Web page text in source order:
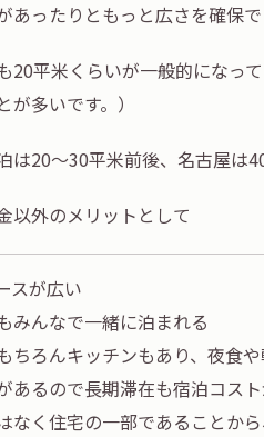
あったりともっと広さを確保
20平米くらいが一般的になっ
が多いです。）
は20～30平米前後、名古屋は
以外のメリットとして
スが広い
みんなで一緒に泊まれる
ちろんキッチンもあり、夜食
あるので長期滞在も宿泊コス
なく住宅の一部であることか